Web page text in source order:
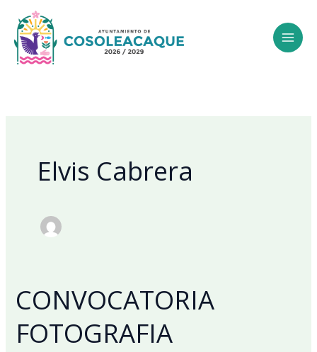
contenido
Elvis Cabrera
CONVOCATORIA
FOTOGRAFIA
CONVOCATORIA
FOTOGRAFIA